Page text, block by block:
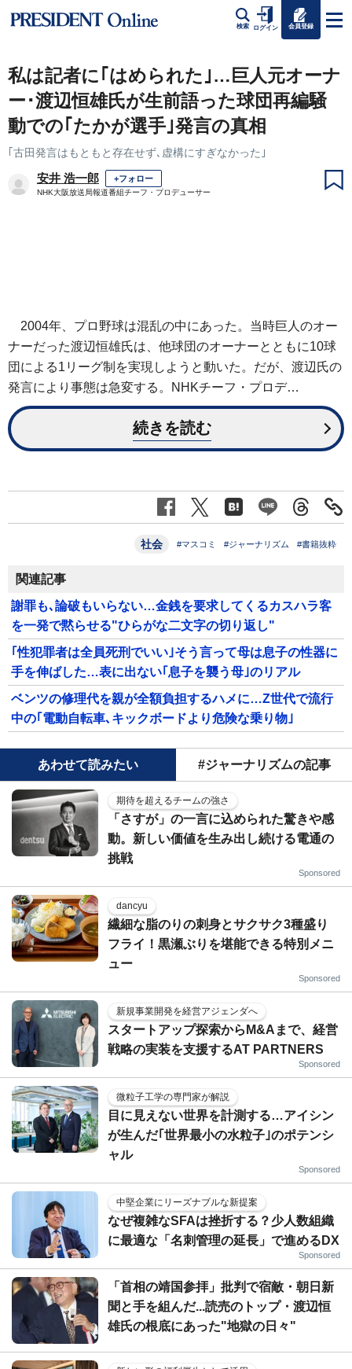
検索 ログイン 会員登録
私は記者に｢はめられた｣…巨人元オーナ
ー･渡辺恒雄氏が生前語った球団再編騒
動での｢たかが選手｣発言の真相
｢古田発言はもともと存在せず､虚構にすぎなかった｣
安井 浩一郎 +フォロー
NHK大阪放送局報道番組チーフ・プロデューサー
2004年、プロ野球は混乱の中にあった。当時巨人のオー
ナーだった渡辺恒雄氏は、他球団のオーナーとともに10球
団による1リーグ制を実現しようと動いた。だが、渡辺氏の
発言により事態は急変する。NHKチーフ・プロデ…
続きを読む
社会 #マスコミ #ジャーナリズム #書籍抜粋
関連記事
謝罪も､論破もいらない…金銭を要求してくるカスハラ客
を一発で黙らせる"ひらがな二文字の切り返し"
｢性犯罪者は全員死刑でいい｣そう言って母は息子の性器に
手を伸ばした…表に出ない｢息子を襲う母｣のリアル
ベンツの修理代を親が全額負担するハメに…Z世代で流行
中の｢電動自転車､キックボードより危険な乗り物｣
あわせて読みたい #ジャーナリズムの記事
期待を超えるチームの強さ
「さすが」の一言に込められた驚きや感
動。新しい価値を生み出し続ける電通の
挑戦
Sponsored
dancyu
繊細な脂のりの刺身とサクサク3種盛り
フライ！黒瀬ぶりを堪能できる特別メニ
ュー
Sponsored
新規事業開発を経営アジェンダへ
スタートアップ探索からM&Aまで、経営
戦略の実装を支援するAT PARTNERS
Sponsored
微粒子工学の専門家が解説
目に見えない世界を計測する…アイシン
が生んだ｢世界最小の水粒子｣のポテンシ
ャル
Sponsored
中堅企業にリーズナブルな新提案
なぜ複雑なSFAは挫折する？少人数組織
に最適な「名刺管理の延長」で進めるDX
Sponsored
「首相の靖国参拝」批判で宿敵・朝日新
聞と手を組んだ...読売のトップ・渡辺恒
雄氏の根底にあった"地獄の日々"